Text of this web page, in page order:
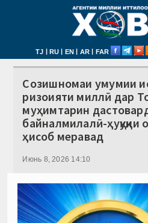
TJ | RU | EN | AR | FAR
Созишномаи умумии
ризоияти миллӣ дар
муҳимтарин
байналмилалӣ-ҳуқуқии
ҳисоб меравад
Июнь 8, 2026 14:10